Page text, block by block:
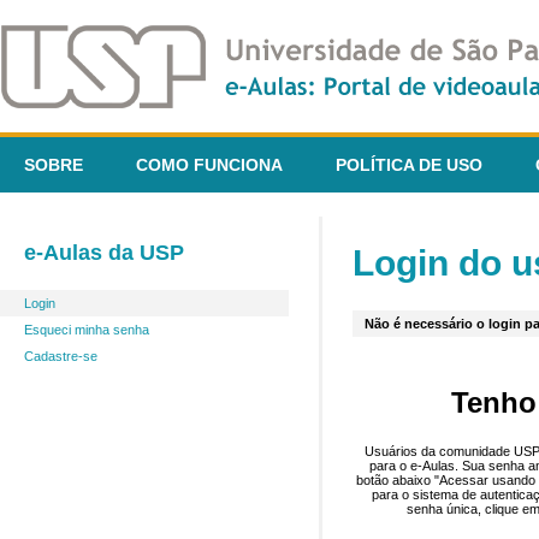
SOBRE COMO FUNCIONA POLÍTICA DE USO
e-Aulas da USP
Login
Esqueci minha senha
Cadastre-se
Login do
Não é necessário o login
Usuários da comunidade
para o e-Aulas. Sua senha
botão abaixo "Acessar
para o sistema de
senha única, clique